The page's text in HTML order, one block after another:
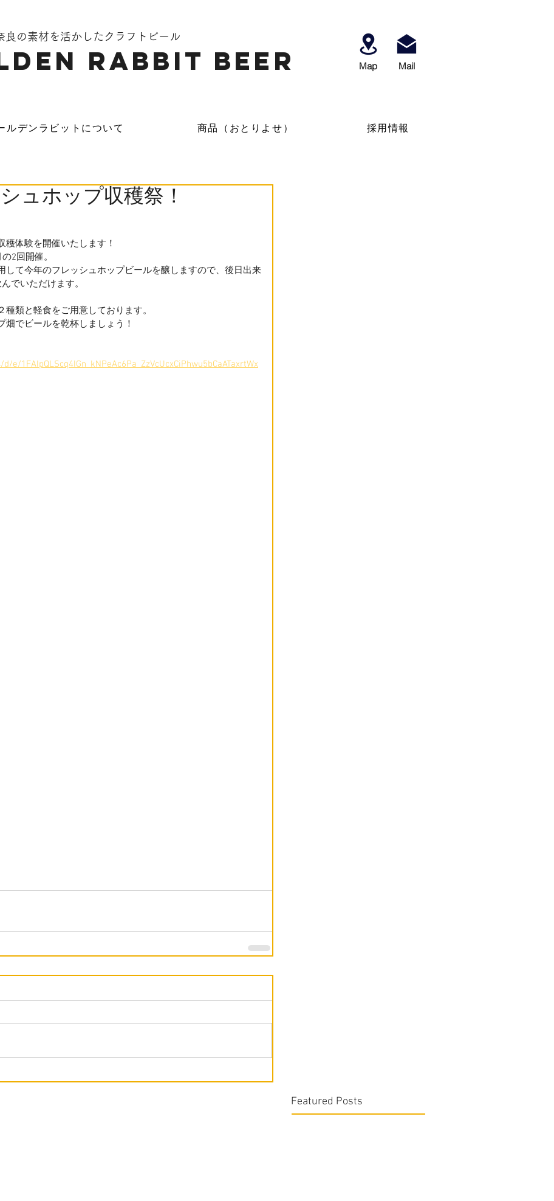
良の素材を活かしたクラフトビール
Rabbit Beer Map ​Mail
ルデンラビットについて 商品（おとりよせ） 採用情報
ュホップ収穫祭！
体験を開催いたします！
2回開催。
して今年のフレッシュホップビールを醸しますので、後日出来
でいただけます。
類と軽食をご用意しております。
でビールを乾杯しましょう！
1FAIpQLScq4IGn_kNPeAc6Pa_ZzVcUcxCiPhwu5bCaATaxrtWx
Featured Posts